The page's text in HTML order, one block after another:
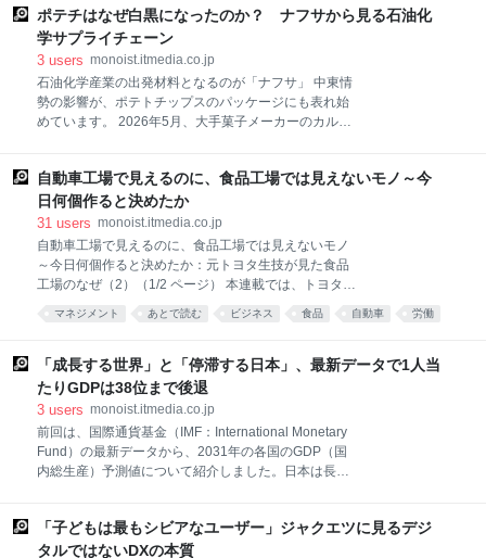
った投稿を目にする機会が増えてきました。 こ
欠性を目指す「フィジカルAI」としての勝ち筋を語
る。 AI（人工知能）を巡る開発競争の潮目が、大きく
変わりつつある。これまでは大規模言語モデル
「モデル単体の性能競争」が注目の中心であった。し
かし、現在の主戦場はすでにそこにはない。実社会の
複雑なシステムを自律制御する「AIエージェント」
へのシフトが急激に進んでいる。 こうしたパラダイム
シフトが進行するなか、オーダーメイドのカスタムAI
ポテチはなぜ白黒になったのか？ ナフサから見る石油化
学サプライチェーン
3 users monoist.itmedia.co.jp
石油化学産業の出発材料となるのが「ナフサ」 中東情
勢の影響が、ポテトチップスのパッケージにも表れ始
めています。 2026年5月、大手菓子メーカーのカルビ
を2色に変更すると発表しました。対象は「うすしお
味」「コンソメパンチ」「のりしお」などで、カラー
包装の在庫がなくなり次第、5月25日以降の出荷分か
ら順次切り替わるとされています。 背景にあるのが、
原油／ナフサの調達懸念です。ホルムズ海峡の事実上
の封鎖により海上輸送が制限されており、石油を原料
ます。 ポテトチップスといった実際の商品は、中身だ
ための包装フィルム、そこに印刷されるインク、物流
に使われる資材など、周辺には多くの石油由来の化学
製品が関わっていま
自動車工場で見えるのに、食品工場では見えないモノ～今
日何個作ると決めたか
31 users monoist.itmedia.co.jp
自動車工場で見えるのに、食品工場では見えないモノ
～今日何個作ると決めたか：元トヨタ生技が見た食品
工場のなぜ（2）（1/2 ページ） 本連載では、トヨタ自
動車で16年間、生産技術／現場改善に携わった筆者
が、食品工場で感じる「自動車工場では当たり前なの
どに悩む食品製造業の経営者に向けて“問い”を投げか
け、改善のヒントを探ります。今回の問いは「あなた
の工場では今日、何個作ると決めましたか」。 改善の
40歳でトヨタ自動車を飛び出した。食品や物流など、
「モノが違ってもよく改善できるね」といわれるが、
原則は変わらない。前職で教わったのは方法ではなく
ある。 トヨタ自動車の改善というと、ストップウォッ
チ片手に1秒を絞り出す「人」の改善をイメージされ
マネジメント あとで読む ビジネス 食品 自動車 労働
「成長する世界」と「停滞する日本」、最新データで1人当
たりGDPは38位まで後退
3 users monoist.itmedia.co.jp
前回は、国際通貨基金（IMF：International Monetary
Fund）の最新データから、2031年の各国のGDP（国
内総生産）予測値について紹介しました。日本は長く
減少が進んでいることから、徐々に世界の国々に抜か
されてきている傾向が見られます。 さて、今回は“総
「子どもは最もシビアなユーザー」ジャクエツに見るデジ
タルではないDXの本質